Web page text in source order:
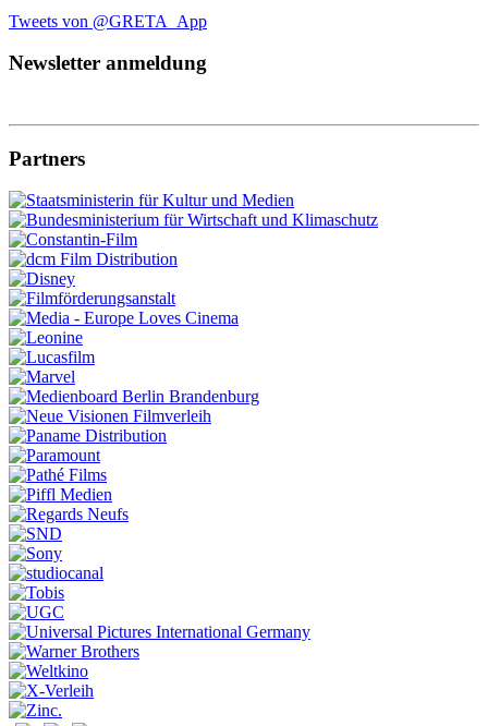
Tweets von @GRETA_App
Newsletter anmeldung
Partners